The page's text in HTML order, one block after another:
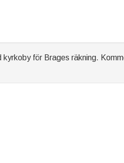
för Brages räkning.